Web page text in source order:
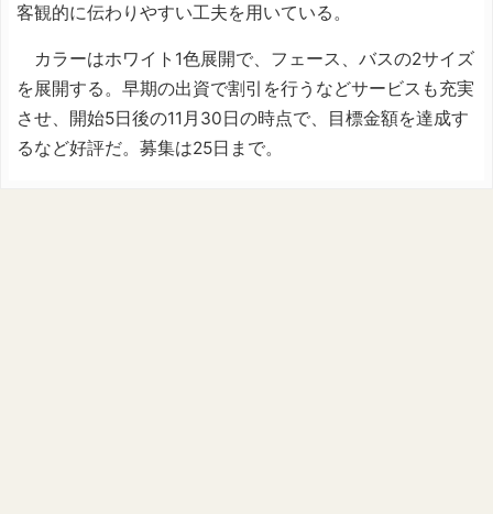
客観的に伝わりやすい工夫を用いている。
カラーはホワイト1色展開で、フェース、バスの2サイズ
を展開する。早期の出資で割引を行うなどサービスも充実
させ、開始5日後の11月30日の時点で、目標金額を達成す
るなど好評だ。募集は25日まで。